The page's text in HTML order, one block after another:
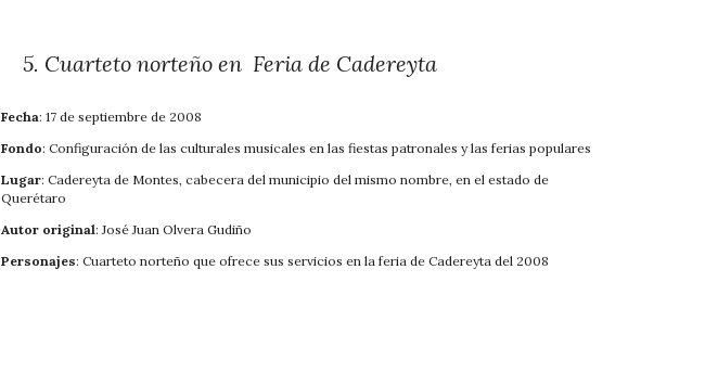
5. Cuarteto norteño en Feria de Cadereyta
Fecha: 17 de septiembre de 2008
Fondo: Configuración de las culturales musicales en las fiestas patronales y las ferias populares
Lugar: Cadereyta de Montes, cabecera del municipio del mismo nombre, en el estado de
Querétaro
Autor original: José Juan Olvera Gudiño
Personajes: Cuarteto norteño que ofrece sus servicios en la feria de Cadereyta del 2008